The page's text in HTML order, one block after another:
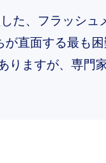
た、フラッシュ
直面する最も困
りますが、専門